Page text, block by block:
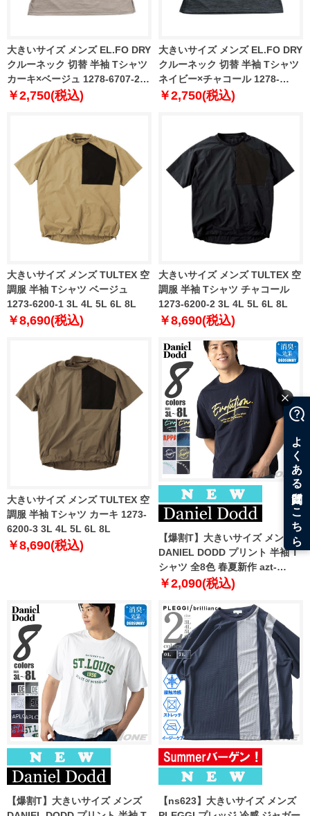
大きいサイズ メンズ EL.FO DRY
クルーネック 切替 半袖 Tシャツ
カーキ×ベージュ 1278-6707-2
3L 4L 5L 6L 8L
￥2,750(税込)
大きいサイズ メンズ EL.FO DRY
クルーネック 切替 半袖 Tシャツ
ネイビー×チャコール 1278-
6707-3 3L 4L 5L 6L 8L
￥2,750(税込)
大きいサイズ メンズ TULTEX 空
調服 半袖 Tシャツ ベージュ
1273-6200-1 3L 4L 5L 6L 8L
￥8,690(税込)
大きいサイズ メンズ TULTEX 空
調服 半袖 Tシャツ チャコール
1273-6200-2 3L 4L 5L 6L 8L
￥8,690(税込)
大きいサイズ メンズ TULTEX 空
調服 半袖 Tシャツ カーキ 1273-
6200-3 3L 4L 5L 6L 8L
￥8,690(税込)
【爆割T】大きいサイズ メンズ
DANIEL DODD プリント 半袖 T
シャツ 全8色 春夏新作 azt-
2602pt5 【fre】
￥2,090(税込)
【爆割T】大きいサイズ メンズ
【ns623】大きいサイズ メンズ